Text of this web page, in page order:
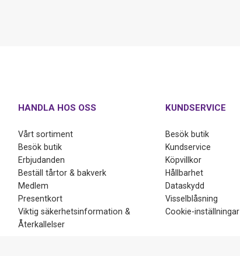
HANDLA HOS OSS
Vårt sortiment
Besök butik
Erbjudanden
Beställ tårtor & bakverk
Medlem
Presentkort
Viktig säkerhetsinformation &
Återkallelser
KUNDSERVICE
Besök butik
Kundservice
Köpvillkor
Hållbarhet
Dataskydd
Visselblåsning
Cookie-inställningar